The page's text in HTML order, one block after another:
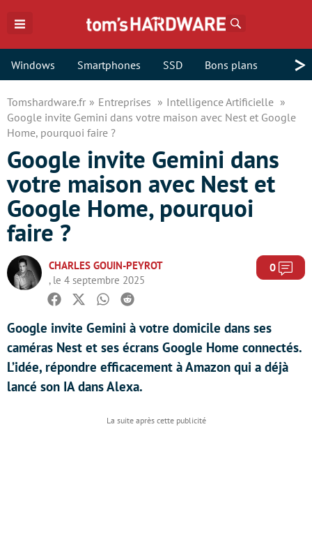
Windows Smartphones SSD Bons plans >
Tomshardware.fr Entreprises
Intelligence Artificielle
Google invite Gemini dans votre maison avec Nest et Google
Home, pourquoi faire ?
Google invite Gemini dans
votre maison avec Nest et
Google Home, pourquoi
faire ?
CHARLES GOUIN-PEYROT
, le 4 septembre 2025
0
Facebook
TwitterWhatsapp
Reddit
Google invite Gemini à votre domicile dans ses
caméras Nest et ses écrans Google Home connectés.
L’idée, répondre efficacement à Amazon qui a déjà
lancé son IA dans Alexa.